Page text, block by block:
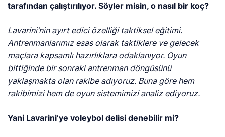
tarafından çalıştırılıyor. Söyler misin, o nasıl bir koç?
Lavarini’nin ayırt edici özelliğitaktiksel eğitimi.
Antrenmanlarımız esas olarak taktiklere ve gelecek
maçlara kapsamlı hazırlıklara odaklanıyor. Oyun
bittiğinde bir sonraki antrenman döngüsünü
yaklaşmakta olan rakibe adıyoruz. Buna göre hem
rakibimizi hem de oyun sistemimizi analiz ediyoruz.
Yani Lavarini’ye voleybol delisi denebilir mi?